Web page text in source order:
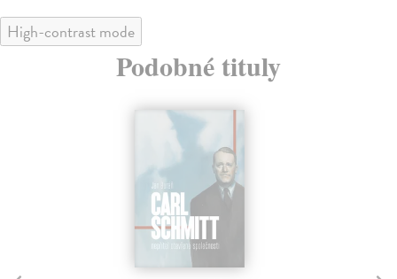
High-contrast mode
Podobné tituly